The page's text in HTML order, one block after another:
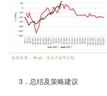
3．总结及策略建议